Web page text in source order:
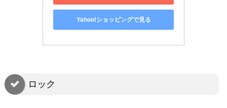
Yahoo!ショッピングで見る
ロック